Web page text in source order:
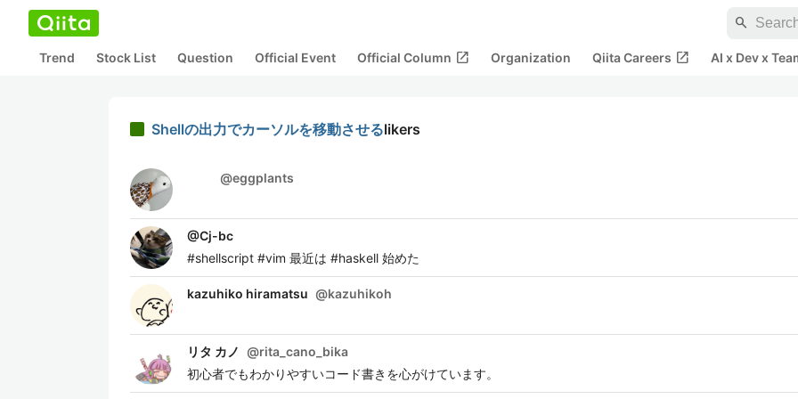
search
Trend Stock List Question Official Event Official Column open_in_new Organization Qiita Careers open_in_new AI x Dev x
Shellの出力でカーソルを移動させるlikers
@eggplants
@Cj-bc
#shellscript #vim 最近は #haskell 始めた
kazuhiko hiramatsu @kazuhikoh
リタ カノ @rita_cano_bika
初心者でもわかりやすいコード書きを心がけています。